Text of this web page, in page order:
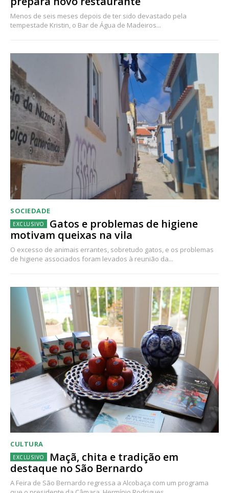
Menos de seis meses depois de ter sido devastado pela
tempestade Kristin, o Bar de Água de Madeiros...
SOCIEDADE
Gatos e problemas de higiene
motivam queixas na vila
O excesso de animais errantes, sobretudo gatos, e os problemas
de higiene associados foram levados à reunião da...
CULTURA
Maçã, chita e tradição em
destaque no São Bernardo
A Feira de São Bernardo regressa a Alcobaça com um programa